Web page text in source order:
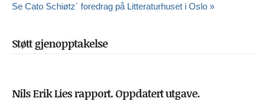
Se Cato Schiøtz´ foredrag på Litteraturhuset i Oslo »
Støtt gjenopptakelse
Nils Erik Lies rapport. Oppdatert utgave.